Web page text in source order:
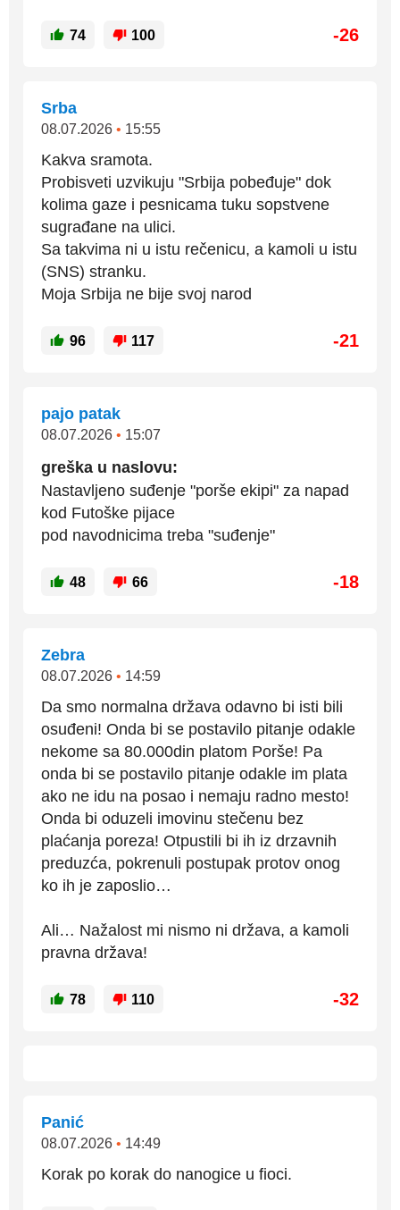
74 100 -26
Srba
08.07.2026 • 15:55
Kakva sramota.
Probisveti uzvikuju "Srbija pobeđuje" dok
kolima gaze i pesnicama tuku sopstvene
sugrađane na ulici.
Sa takvima ni u istu rečenicu, a kamoli u istu
(SNS) stranku.
Moja Srbija ne bije svoj narod
96 117 -21
pajo patak
08.07.2026 • 15:07
greška u naslovu:
Nastavljeno suđenje "porše ekipi" za napad
kod Futoške pijace
pod navodnicima treba "suđenje"
48 66 -18
Zebra
08.07.2026 • 14:59
Da smo normalna država odavno bi isti bili
osuđeni! Onda bi se postavilo pitanje odakle
nekome sa 80.000din platom Porše! Pa
onda bi se postavilo pitanje odakle im plata
ako ne idu na posao i nemaju radno mesto!
Onda bi oduzeli imovinu stečenu bez
plaćanja poreza! Otpustili bi ih iz drzavnih
preduzća, pokrenuli postupak protov onog
ko ih je zaposlio…
Ali… Nažalost mi nismo ni država, a kamoli
pravna država!
78 110 -32
Panić
08.07.2026 • 14:49
Korak po korak do nanogice u fioci.